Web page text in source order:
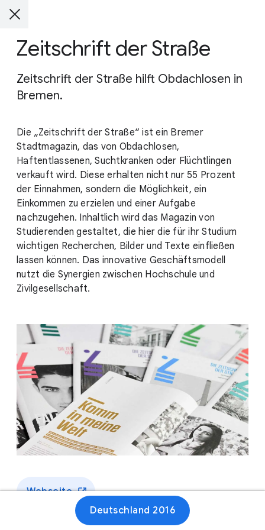
Zeitschrift der Straße
Zeitschrift der Straße hilft Obdachlosen in
Bremen.
Die „Zeitschrift der Straße“ ist ein Bremer
Stadtmagazin, das von Obdachlosen,
Haftentlassenen, Suchtkranken oder Flüchtlingen
verkauft wird. Diese erhalten nicht nur 55 Prozent
der Einnahmen, sondern die Möglichkeit, ein
Einkommen zu erzielen und einer Aufgabe
nachzugehen. Inhaltlich wird das Magazin von
Studierenden gestaltet, die hier die für ihr Studium
wichtigen Recherchen, Bilder und Texte einfließen
lassen können. Das innovative Geschäftsmodell
nutzt die Synergien zwischen Hochschule und
Zivilgesellschaft.
Webseite
Deutschland 2016